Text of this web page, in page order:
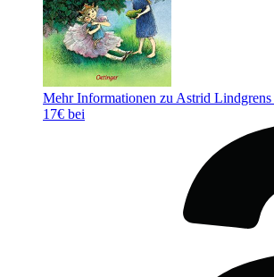
Mehr Informationen zu Astrid Lindgrens
17€ bei